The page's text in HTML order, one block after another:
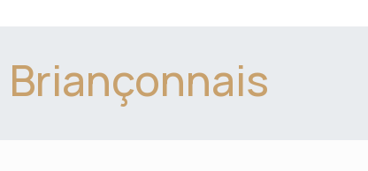
Briançonnais